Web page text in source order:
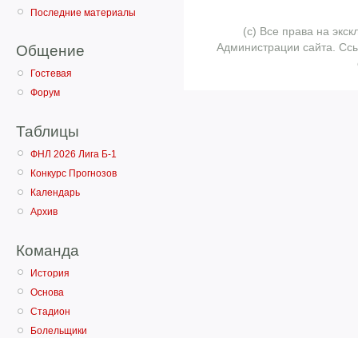
Последние материалы
Общение
Гостевая
Форум
Таблицы
ФНЛ 2026 Лига Б-1
Конкурс Прогнозов
Календарь
Архив
Команда
История
Основа
Стадион
Болельщики
(с) Все права на
Администрации сайта.